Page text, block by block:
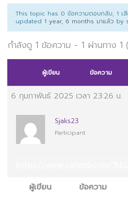
This topic has 0 ข้อความตอบกลับ, 1 เ
updated 1 year, 6 months มาแล้ว by
กำลังดู 1 ข้อความ - 1 ผ่านทาง 1
ผู้เขียน ข้อความ
6 กุมภาพันธ์ 2025 เวลา 23:26 น.
Sjaks23
Participant
ผู้เขียน
ข้อความ